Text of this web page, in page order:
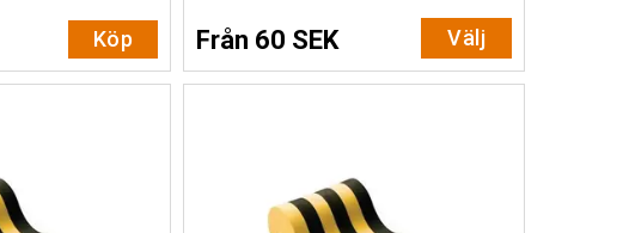
Köp Från 60 SEK Välj